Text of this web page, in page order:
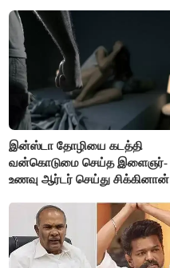
இன்ஸ்டா தோழியை கடத்தி
வன்கொடுமை செய்த இளைஞர்-
உணவு ஆர்டர் செய்து சிக்கினான்